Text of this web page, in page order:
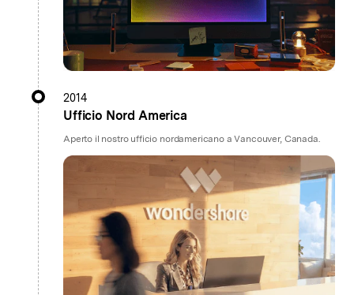
2014
Ufficio Nord America
Aperto il nostro ufficio nordamericano a Vancouver, Canada.